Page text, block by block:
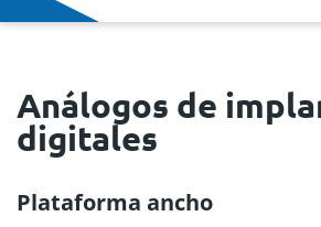
Análogos de
digitales
Plataforma ancho